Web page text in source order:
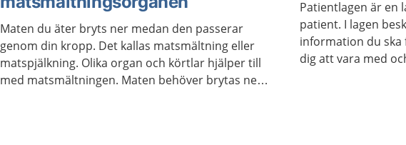
Maten du äter bryts ner medan den passerar
genom din kropp. Det kallas matsmältning eller
matspjälkning. Olika organ och körtlar hjälper till
med matsmältningen. Maten behöver brytas ner
Patientlagen är en
patient. I lagen
information du ska
dig att vara med